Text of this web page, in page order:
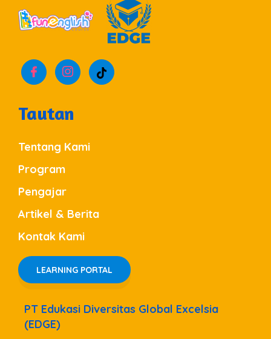
Tautan
Tentang Kami
Program
Pengajar
Artikel & Berita
Kontak Kami
LEARNING PORTAL
PT Edukasi Diversitas Global Excelsia
(EDGE)